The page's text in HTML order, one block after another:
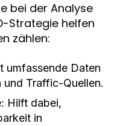
bei der Analyse
Strategie helfen
zählen:
umfassende Daten
und Traffic-Quellen.
Hilft dabei,
in